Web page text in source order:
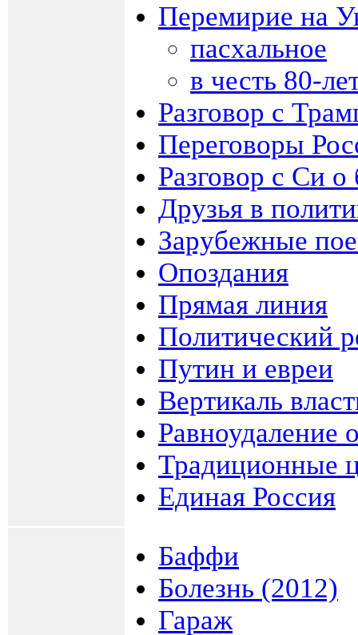
Перемирие на
пасхальное
в честь 80-
Разговор с
Переговоры
Разговор с Си
Друзья в
Зарубежные
Опоздания
Прямая линия
Политический
Путин и евреи
Вертикаль
Равноудаление
Традиционные
Единая Россия
Баффи
Болезнь (2012)
Гараж